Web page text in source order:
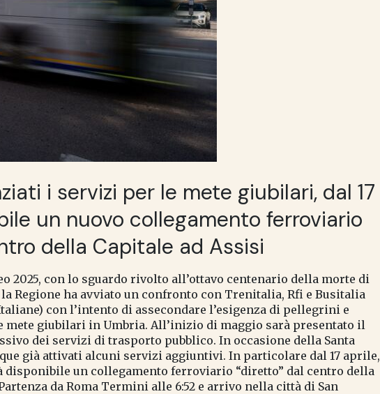
i servizi per le mete giubilari, dal 17
un nuovo collegamento ferroviario
della Capitale ad Assisi
2025, con lo sguardo rivolto all’ottavo centenario della morte di
la Regione ha avviato un confronto con Trenitalia, Rfi e Busitalia
con l’intento di assecondare l’esigenza di pellegrini e
giubilari in Umbria. All’inizio di maggio sarà presentato il
dei servizi di trasporto pubblico. In occasione della Santa
già attivati alcuni servizi aggiuntivi. In particolare dal 17 aprile,
disponibile un collegamento ferroviario “diretto” dal centro della
da Roma Termini alle 6:52 e arrivo nella città di San